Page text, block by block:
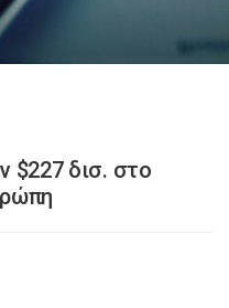
$227 δισ. στο